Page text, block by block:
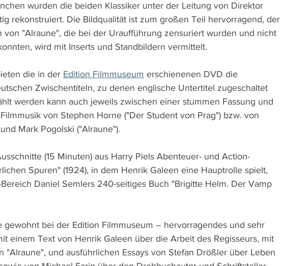
wurden die beiden Klassiker unter der Leitung von Direktor
rekonstruiert. Die Bildqualität ist zum großen Teil hervorragend, der
von "Alraune", die bei der Uraufführung zensuriert wurden und nicht
wird mit Inserts und Standbildern vermittelt.
die in der Edition Filmmuseum erschienenen DVD die
Zwischentiteln, zu denen englische Untertitel zugeschaltet
werden kann auch jeweils zwischen einer stummen Fassung und
von Stephen Horne ("Der Student von Prag") bzw. von
Mark Pogolski ("Alraune").
(15 Minuten) aus Harry Piels Abenteuer- und Action-
Spuren" (1924), in dem Henrik Galeen eine Hauptrolle spielt,
Daniel Semlers 240-seitiges Buch "Brigitte Helm. Der Vamp
gewohnt bei der Edition Filmmuseum – hervorragendes und sehr
einem Text von Henrik Galeen über die Arbeit des Regisseurs, mit
"Alraune", und ausführlichen Essays von Stefan Drößler über Leben